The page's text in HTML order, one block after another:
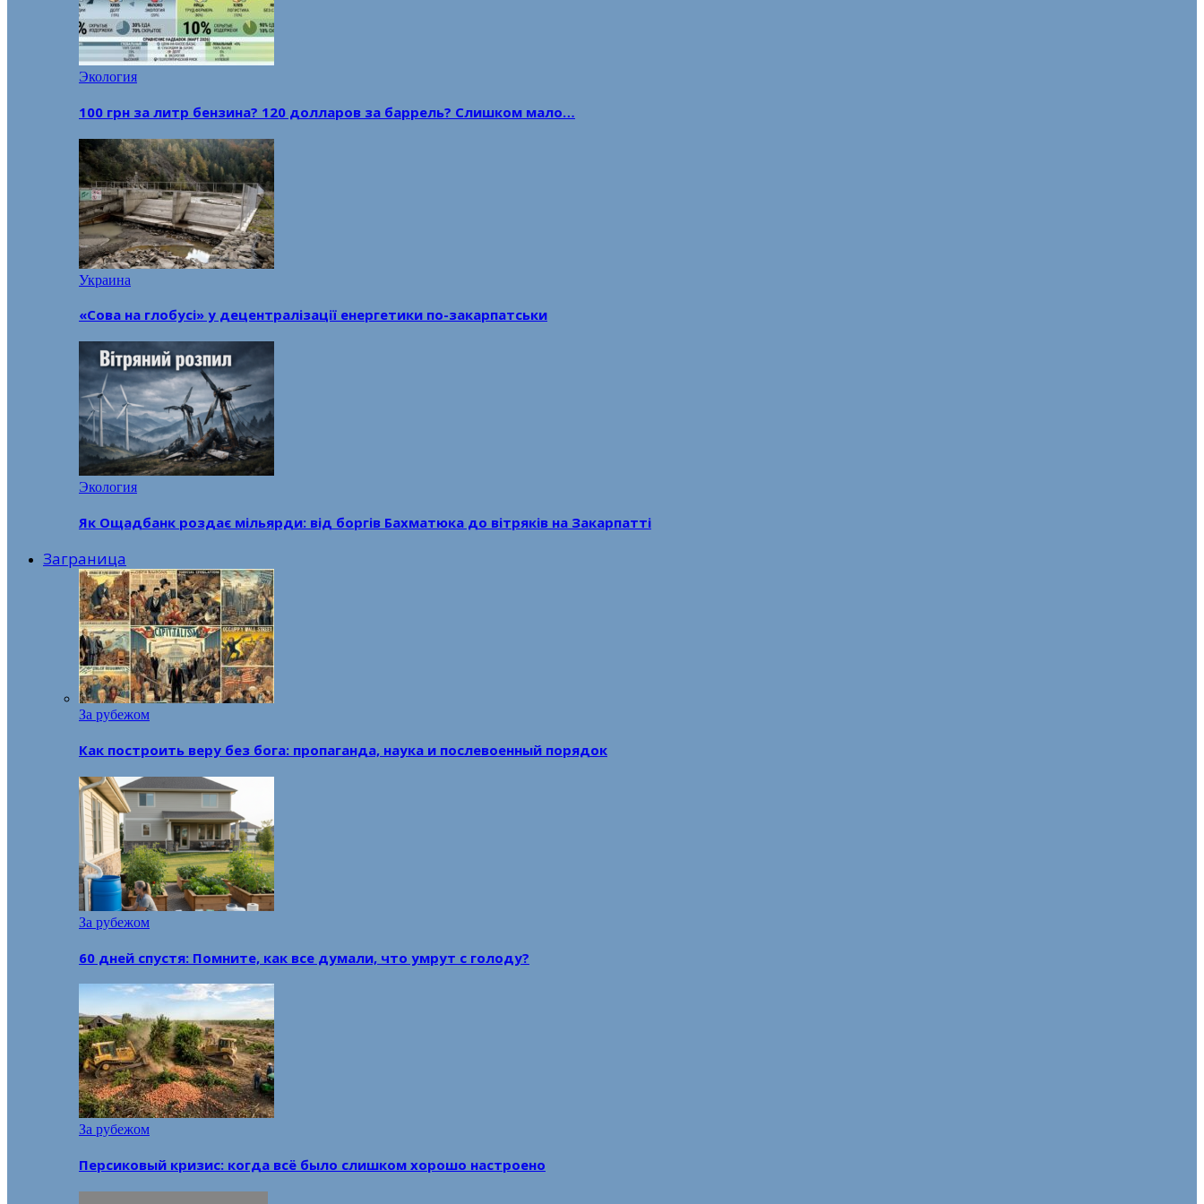
Экология
100 грн за литр бензина? 120 долларов за баррель? Слишком мало…
Украина
«Сова на глобусі» у децентралізації енергетики по-закарпатськи
Экология
Як Ощадбанк роздає мільярди: від боргів Бахматюка до вітряків на Закарпатті
Заграница
За рубежом
Как построить веру без бога: пропаганда, наука и послевоенный порядок
За рубежом
60 дней спустя: Помните, как все думали, что умрут с голоду?
За рубежом
Персиковый кризис: когда всё было слишком хорошо настроено